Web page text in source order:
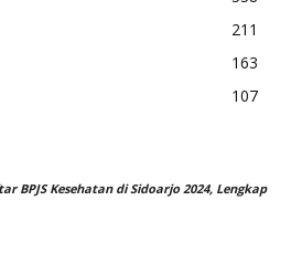
211
163
107
BPJS Kesehatan di Sidoarjo 2024, Lengkap